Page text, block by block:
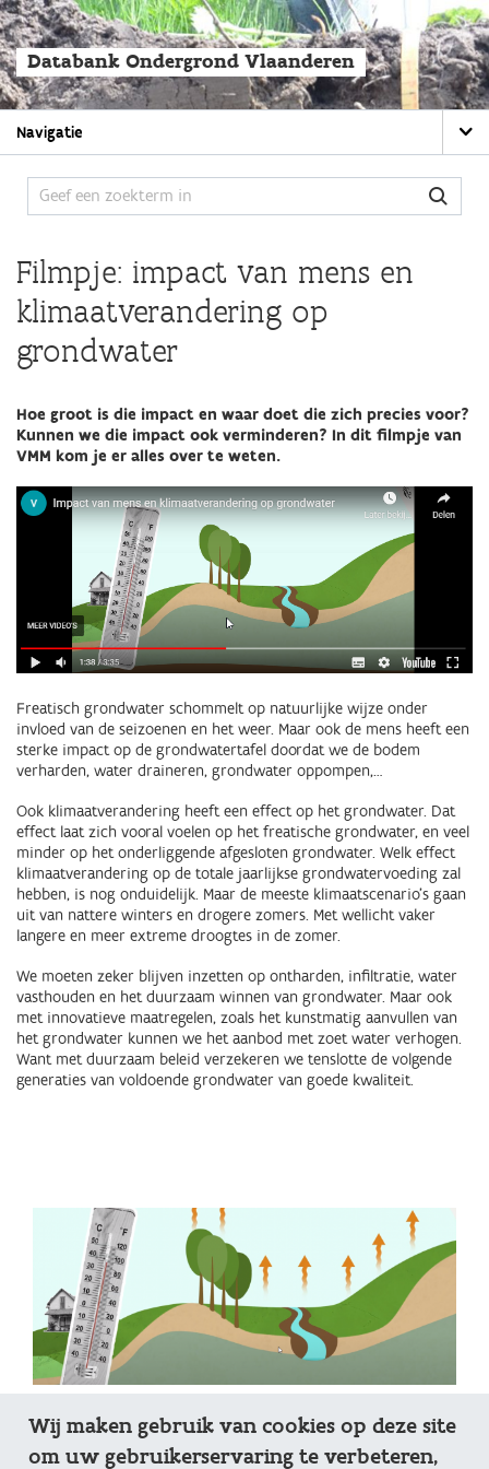
Overslaan
en
naar
de
algemene
inhoud
Databank Ondergrond Vlaanderen
Main
navigation
Navigatie
Filmpje: impact van mens en
klimaatverandering op
grondwater
Hoe groot is die impact en waar doet die zich precies voor?
Kunnen we die impact ook verminderen? In dit filmpje van
VMM kom je er alles over te weten.
Freatisch grondwater schommelt op natuurlijke wijze onder
invloed van de seizoenen en het weer. Maar ook de mens heeft een
sterke impact op de grondwatertafel doordat we de bodem
verharden, water draineren, grondwater oppompen,…
Ook klimaatverandering heeft een effect op het grondwater. Dat
effect laat zich vooral voelen op het freatische grondwater, en veel
minder op het onderliggende afgesloten grondwater. Welk effect
klimaatverandering op de totale jaarlijkse grondwatervoeding zal
hebben, is nog onduidelijk. Maar de meeste klimaatscenario’s gaan
uit van nattere winters en drogere zomers. Met wellicht vaker
langere en meer extreme droogtes in de zomer.
We moeten zeker blijven inzetten op ontharden, infiltratie, water
vasthouden en het duurzaam winnen van grondwater. Maar ook
met innovatieve maatregelen, zoals het kunstmatig aanvullen van
het grondwater kunnen we het aanbod met zoet water verhogen.
Want met duurzaam beleid verzekeren we tenslotte de volgende
generaties van voldoende grondwater van goede kwaliteit.
Meer weten over de impact van droogte op ons
grondwater
Wij maken gebruik van cookies op deze site
om uw gebruikerservaring te verbeteren,